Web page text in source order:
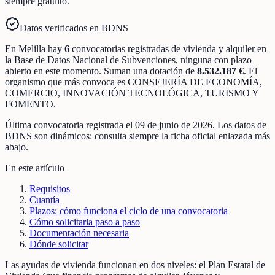
Datos verificados en BDNS
En Melilla hay 6 convocatorias registradas de vivienda y alquileren
la Base de Datos Nacional de Subvenciones, ninguna con plazo
abierto en este momento. Suman una dotación de 8.532.187 €. El
organismo que más convoca es CONSEJERÍA DE ECONOMÍA,
COMERCIO, INNOVACIÓN TECNOLÓGICA, TURISMO Y
FOMENTO.
Última convocatoria registrada el 09 de junio de 2026. Los datos de
BDNS son dinámicos: consulta siempre la ficha oficial enlazada más
abajo.
En este artículo
Requisitos
Cuantía
Plazos: cómo funciona el ciclo de una convocatoria
Cómo solicitarla paso a paso
Documentación necesaria
Dónde solicitar
Las ayudas de vivienda funcionan en dos niveles: el Plan Estatal de